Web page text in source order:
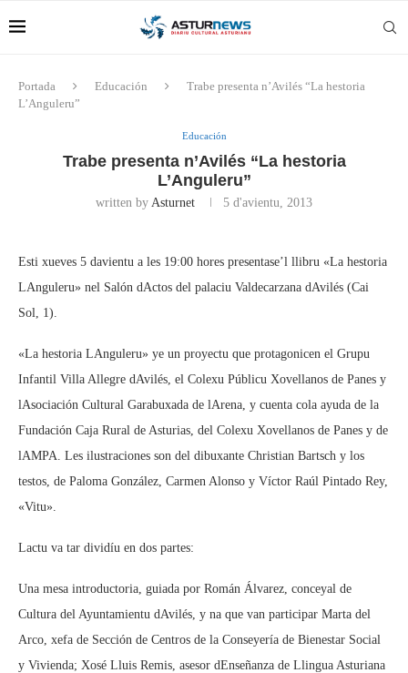
Portada Educación
Trabe presenta n’Avilés “La hestoria
L’Anguleru”
Educación
Trabe presenta n’Avilés “La hestoria
L’Anguleru”
written by Asturnet 5 d'avientu, 2013
Esti xueves 5 davientu a les 19:00 hores presentase’l llibru «La hestoria
LAnguleru» nel Salón dActos del palaciu Valdecarzana dAvilés (Cai
Sol, 1).
«La hestoria LAnguleru» ye un proyectu que protagonicen el Grupu
Infantil Villa Allegre dAvilés, el Colexu Públicu Xovellanos de Panes y
lAsociación Cultural Garabuxada de lArena, y cuenta cola ayuda de la
Fundación Caja Rural de Asturias, del Colexu Xovellanos de Panes y de
lAMPA. Les ilustraciones son del dibuxante Christian Bartsch y los
testos, de Paloma González, Carmen Alonso y Víctor Raúl Pintado Rey,
«Vitu».
Lactu va tar dividíu en dos partes:
Una mesa introductoria, guiada por Román Álvarez, conceyal de
Cultura del Ayuntamientu dAvilés, y na que van participar Marta del
Arco, xefa de Sección de Centros de la Conseyería de Bienestar Social
y Vivienda; Xosé Lluis Remis, asesor dEnseñanza de Llingua Asturiana